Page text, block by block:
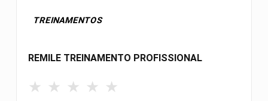
TREINAMENTOS
REMILE TREINAMENTO PROFISSIONAL
★ ★ ★ ★ ★